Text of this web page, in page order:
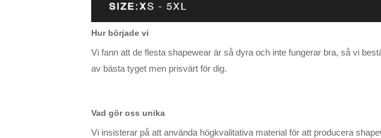
Hur började vi
Vi fann att de flesta shapewear är så dyra och inte fungerar bra, så vi
av bästa tyget men prisvärt för dig.
Vad gör oss unika
Vi insisterar på att använda högkvalitativa material för att producera